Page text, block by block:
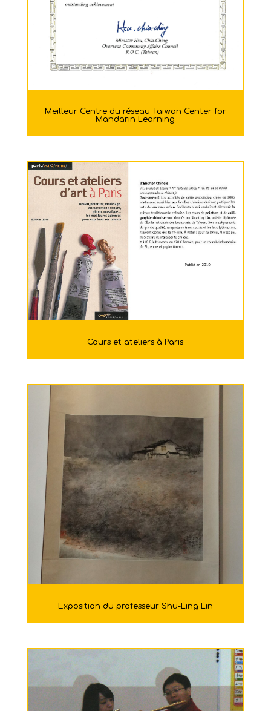
Meilleur Centre du réseau Taïwan Center for
Mandarin Learning
Cours et ateliers à Paris
Exposition du professeur Shu-Ling Lin